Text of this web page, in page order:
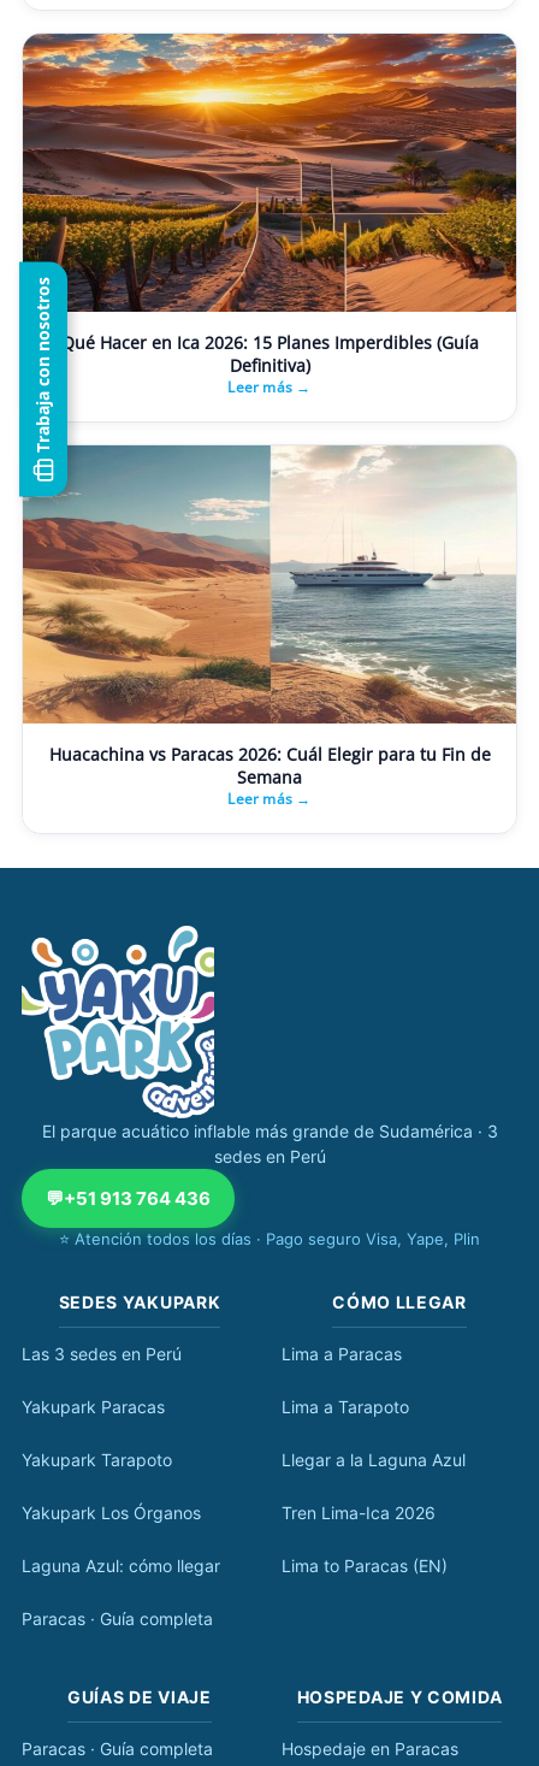
Qué Hacer en Ica 2026: 15 Planes Imperdibles (Guía
Definitiva)
Leer más →
Huacachina vs Paracas 2026: Cuál Elegir para tu Fin de
Semana
Leer más →
Navegación completa Yakupark
El parque acuático inflable más grande de Sudamérica · 3
sedes en Perú
💬+51 913 764 436
⭐ Atención todos los días · Pago seguro Visa, Yape, Plin
SEDES YAKUPARK
Las 3 sedes en Perú
Yakupark Paracas
Yakupark Tarapoto
Yakupark Los Órganos
Laguna Azul: cómo llegar
Paracas · Guía completa
CÓMO LLEGAR
Lima a Paracas
Lima a Tarapoto
Llegar a la Laguna Azul
Tren Lima-Ica 2026
Lima to Paracas (EN)
GUÍAS DE VIAJE
Paracas · Guía completa
HOSPEDAJE Y COMIDA
Hospedaje en Paracas
Trabaja con nosotros